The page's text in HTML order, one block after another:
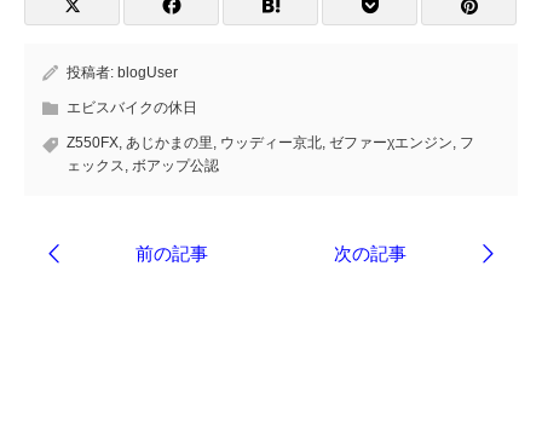
投稿者: blogUser
エビスバイクの休日
Z550FX, あじかまの里, ウッディー京北, ゼファーχエンジン, フ
ェックス, ボアップ公認